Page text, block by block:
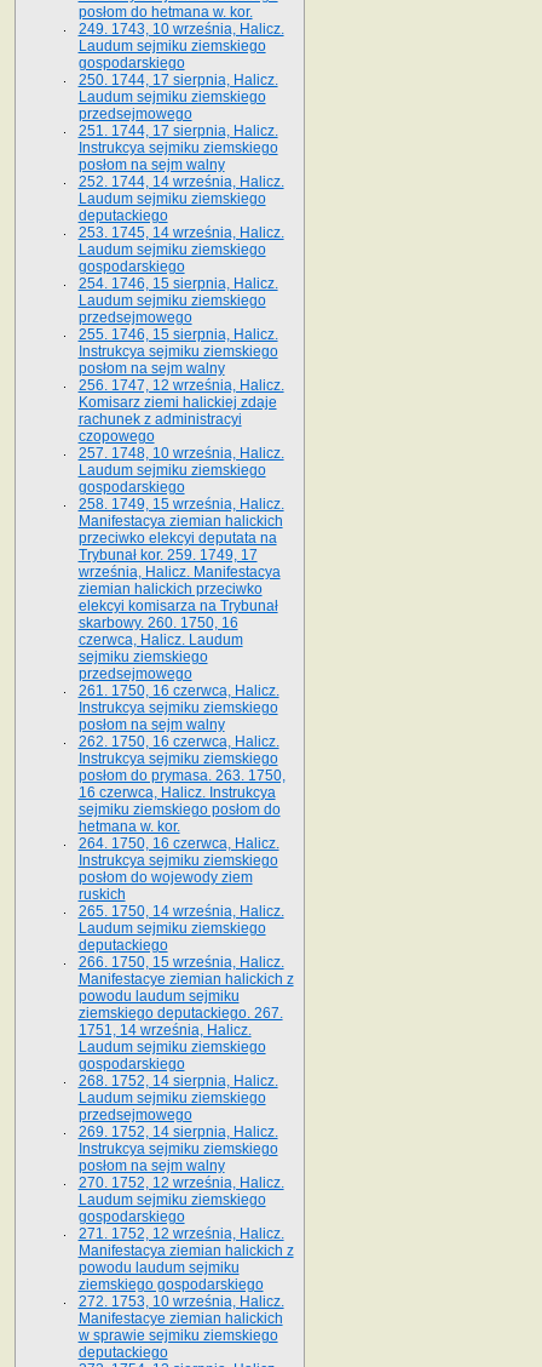
posłom do hetmana w. kor.
249. 1743, 10 września, Halicz.
Laudum sejmiku ziemskiego
gospodarskiego
250. 1744, 17 sierpnia, Halicz.
Laudum sejmiku ziemskiego
przedsejmowego
251. 1744, 17 sierpnia, Halicz.
Instrukcya sejmiku ziemskiego
posłom na sejm walny
252. 1744, 14 września, Halicz.
Laudum sejmiku ziemskiego
deputackiego
253. 1745, 14 września, Halicz.
Laudum sejmiku ziemskiego
gospodarskiego
254. 1746, 15 sierpnia, Halicz.
Laudum sejmiku ziemskiego
przedsejmowego
255. 1746, 15 sierpnia, Halicz.
Instrukcya sejmiku ziemskiego
posłom na sejm walny
256. 1747, 12 września, Halicz.
Komisarz ziemi halickiej zdaje
rachunek z administracyi
czopowego
257. 1748, 10 września, Halicz.
Laudum sejmiku ziemskiego
gospodarskiego
258. 1749, 15 września, Halicz.
Manifestacya ziemian halickich
przeciwko elekcyi deputata na
Trybunał kor. 259. 1749, 17
września, Halicz. Manifestacya
ziemian halickich przeciwko
elekcyi komisarza na Trybunał
skarbowy. 260. 1750, 16
czerwca, Halicz. Laudum
sejmiku ziemskiego
przedsejmowego
261. 1750, 16 czerwca, Halicz.
Instrukcya sejmiku ziemskiego
posłom na sejm walny
262. 1750, 16 czerwca, Halicz.
Instrukcya sejmiku ziemskiego
posłom do prymasa. 263. 1750,
16 czerwca, Halicz. Instrukcya
sejmiku ziemskiego posłom do
hetmana w. kor.
264. 1750, 16 czerwca, Halicz.
Instrukcya sejmiku ziemskiego
posłom do wojewody ziem
ruskich
265. 1750, 14 września, Halicz.
Laudum sejmiku ziemskiego
deputackiego
266. 1750, 15 września, Halicz.
Manifestacye ziemian halickich z
powodu laudum sejmiku
ziemskiego deputackiego. 267.
1751, 14 września, Halicz.
Laudum sejmiku ziemskiego
gospodarskiego
268. 1752, 14 sierpnia, Halicz.
Laudum sejmiku ziemskiego
przedsejmowego
269. 1752, 14 sierpnia, Halicz.
Instrukcya sejmiku ziemskiego
posłom na sejm walny
270. 1752, 12 września, Halicz.
Laudum sejmiku ziemskiego
gospodarskiego
271. 1752, 12 września, Halicz.
Manifestacya ziemian halickich z
powodu laudum sejmiku
ziemskiego gospodarskiego
272. 1753, 10 września, Halicz.
Manifestacye ziemian halickich
w sprawie sejmiku ziemskiego
deputackiego